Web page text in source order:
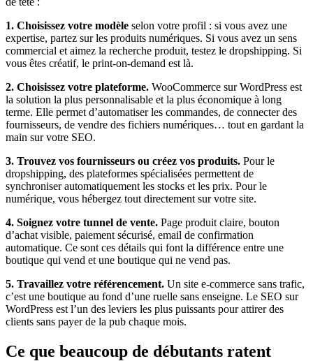
1. Choisissez votre modèle selon votre profil : si vous avez une
expertise, partez sur les produits numériques. Si vous avez un sens
commercial et aimez la recherche produit, testez le dropshipping. Si
vous êtes créatif, le print-on-demand est là.
2. Choisissez votre plateforme. WooCommerce sur WordPress est
la solution la plus personnalisable et la plus économique à long
terme. Elle permet d’automatiser les commandes, de connecter des
fournisseurs, de vendre des fichiers numériques… tout en gardant la
main sur votre SEO.
3. Trouvez vos fournisseurs ou créez vos produits. Pour le
dropshipping, des plateformes spécialisées permettent de
synchroniser automatiquement les stocks et les prix. Pour le
numérique, vous hébergez tout directement sur votre site.
4. Soignez votre tunnel de vente. Page produit claire, bouton
d’achat visible, paiement sécurisé, email de confirmation
automatique. Ce sont ces détails qui font la différence entre une
boutique qui vend et une boutique qui ne vend pas.
5. Travaillez votre référencement. Un site e-commerce sans trafic,
c’est une boutique au fond d’une ruelle sans enseigne. Le SEO sur
WordPress est l’un des leviers les plus puissants pour attirer des
clients sans payer de la pub chaque mois.
Ce que beaucoup de débutants ratent